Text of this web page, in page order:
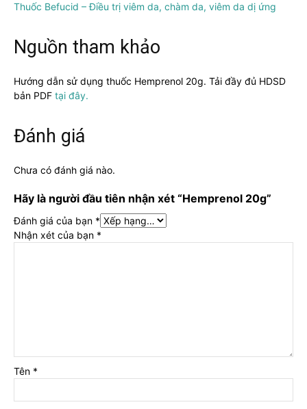
Thuốc Befucid – Điều trị viêm da, chàm da, viêm da dị ứng
Nguồn tham khảo
Hướng dẫn sử dụng thuốc Hemprenol 20g. Tải đầy đủ HDSD
bản PDF tại đây.
Đánh giá
Chưa có đánh giá nào.
Hãy là người đầu tiên nhận xét “Hemprenol 20g”
Đánh giá của bạn *
Nhận xét của bạn *
Tên *